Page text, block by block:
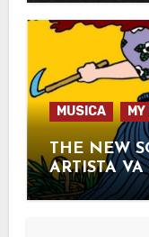
MUSICA
THE NEW
ARTISTA